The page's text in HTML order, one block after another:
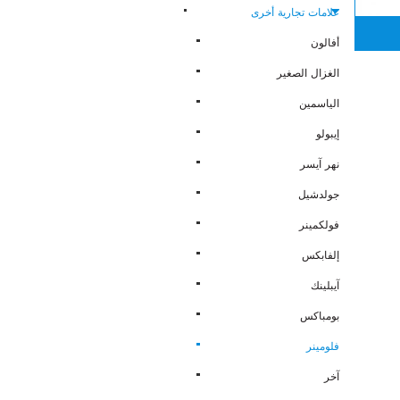
علامات تجارية أخرى
أفالون
الغزال الصغير
الياسمين
إيبولو
نهر آيسر
جولدشيل
فولكمينر
إلفابكس
آيبلينك
بومباكس
فلومينر
آخر